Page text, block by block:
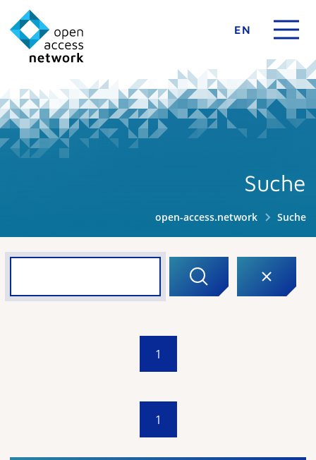
EN
Suche
open-access.network Suche
1
1